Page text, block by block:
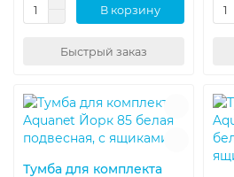
В корзину
Быстрый заказ
Тумба для комплекта